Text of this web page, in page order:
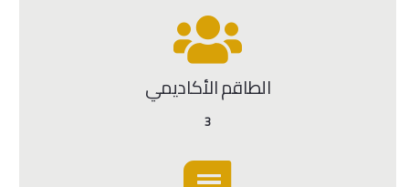
الطاقم الأكاديمي
3